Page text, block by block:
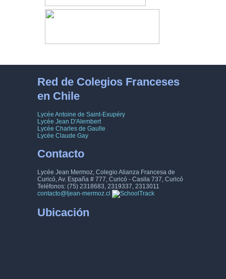
Red de Colegios Franceses
en Chile
Lycée Antoine de Saint-Exupéry
Lycée Jean D'Alembert
Lycée Charles de Gaulle
Lycée Claude Gay
Contacto
Lycée Jean Mermoz, Colegio Alianza Francesa de
Curicó, Av. España # 777, Curicó - Casila 737, Curicó
Teléfonos: (75) 2318683, 2319337, 2313011
contacto@ljean-mermoz.cl
Ubicación